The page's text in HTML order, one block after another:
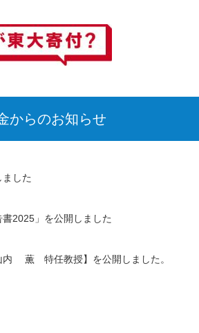
からのお知らせ
した
書2025」を公開しました
内 薫 特任教授】を公開しました。